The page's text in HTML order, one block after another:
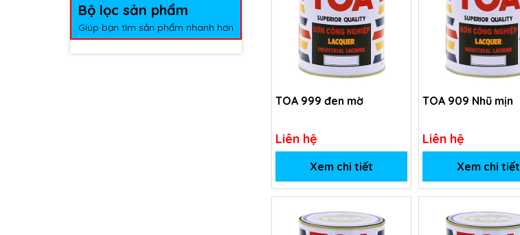
Bộ lọc sản phẩm
Giúp bạn tìm sản phẩm nhanh hơn
TOA 999 đen mờ
Liên hệ
Xem chi tiết
TOA 909 Nhũ mịn
Liên hệ
Xem chi tiết